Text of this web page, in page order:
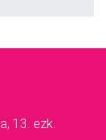
13. ezk.